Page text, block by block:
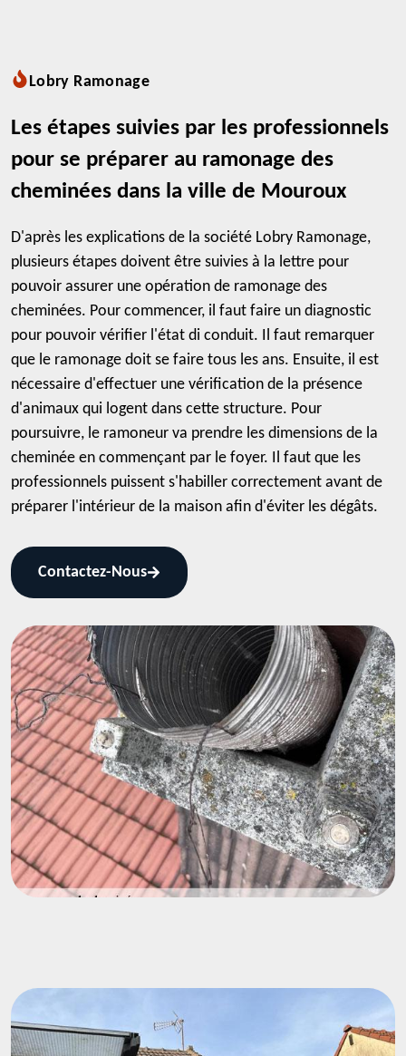
Lobry Ramonage
Les étapes suivies par les professionnels
pour se préparer au ramonage des
cheminées dans la ville de Mouroux
D'après les explications de la société Lobry Ramonage,
plusieurs étapes doivent être suivies à la lettre pour
pouvoir assurer une opération de ramonage des
cheminées. Pour commencer, il faut faire un diagnostic
pour pouvoir vérifier l'état di conduit. Il faut remarquer
que le ramonage doit se faire tous les ans. Ensuite, il est
nécessaire d'effectuer une vérification de la présence
d'animaux qui logent dans cette structure. Pour
poursuivre, le ramoneur va prendre les dimensions de la
cheminée en commençant par le foyer. Il faut que les
professionnels puissent s'habiller correctement avant de
préparer l'intérieur de la maison afin d'éviter les dégâts.
Contactez-Nous